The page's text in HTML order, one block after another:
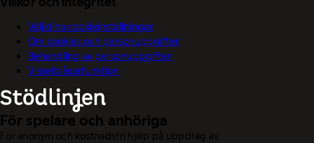
Välj dina cookieinställningar
Om cookies och personuppgifter
Behandling av personuppgifter
Visselblåsarfunktion
För spelare och anhöriga
För anonym och kostnadsfri hjälp på uppdrag av